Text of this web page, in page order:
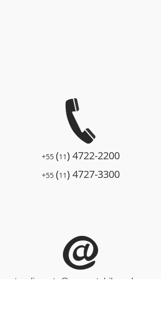
+55 (11) 4722-2200
+55 (11) 4727-3300
atendimento@procontabil.pro.br